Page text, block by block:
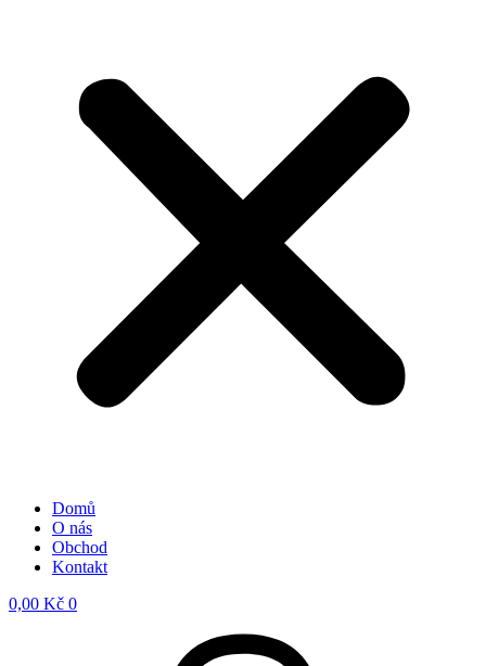
Domů
O nás
Obchod
Kontakt
0,00 Kč 0